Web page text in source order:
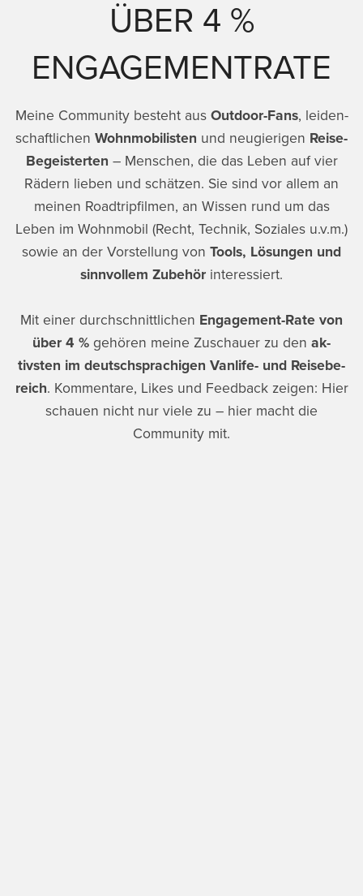
ÜBER 4 %
ENGAGEMENTRATE
Meine Community besteht aus Outdoor-Fans, lei­den­
schaftlichen Wohnmobilisten und neugierigen Rei­se-
Begeisterten – Menschen, die das Leben auf vier
Rä­dern lieben und schätzen. Sie sind vor allem an
mei­nen Roadtripfilmen, an Wissen rund um das
Leben im Wohnmobil (Recht, Technik, Soziales u.v.m.)
sowie an der Vorstellung von Tools, Lösungen und
sinnvollem Zu­be­hör interessiert.
Mit einer durchschnittlichen Engagement-Rate von
über 4 % gehören meine Zuschauer zu den ak­
tivsten im deutschsprachigen Vanlife- und Rei­se­be­
reich. Kommentare, Likes und Feedback zeigen: Hier
schauen nicht nur viele zu – hier macht die
Community mit.